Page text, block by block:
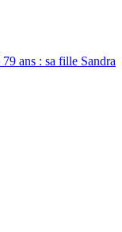
ans : sa fille Sandra